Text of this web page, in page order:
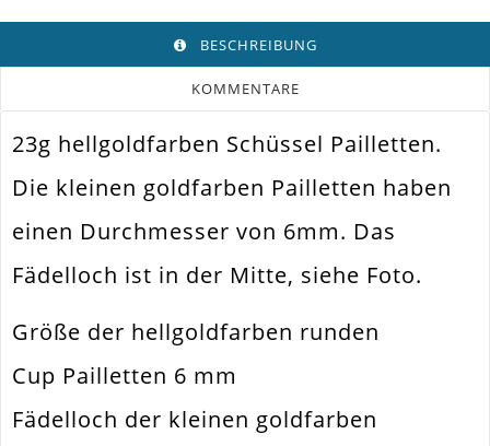
BESCHREIBUNG
KOMMENTARE
23g hellgoldfarben Schüssel Pailletten.
Die kleinen goldfarben Pailletten haben
einen Durchmesser von 6mm. Das
Fädelloch ist in der Mitte, siehe Foto.
Größe der hellgoldfarben runden
Cup Pailletten 6 mm
Fädelloch der kleinen goldfarben